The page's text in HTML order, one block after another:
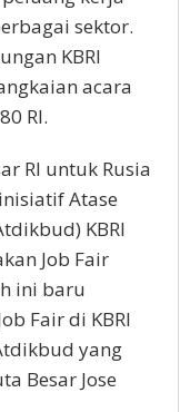
sektor.
KBRI
acara
RI.
RI untuk Rusia
Atase
KBRI
Job Fair
ini baru
Fair di KBRI
yang
Besar Jose